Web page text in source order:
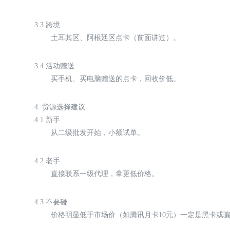
3.3 跨境
土耳其区、阿根廷区点卡（前面讲过）。
3.4 活动赠送
买手机、买电脑赠送的点卡，回收价低。
4. 货源选择建议
4.1 新手
从二级批发开始，小额试单。
4.2 老手
直接联系一级代理，拿更低价格。
4.3 不要碰
价格明显低于市场价（如腾讯月卡10元）一定是黑卡或